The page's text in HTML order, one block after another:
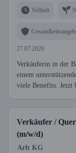
Vollzeit
27.07.2026
Verkäuferin in der
einem
viele Benefits. Jetzt
Verkäufer /
(m/w/d)
Arlt KG